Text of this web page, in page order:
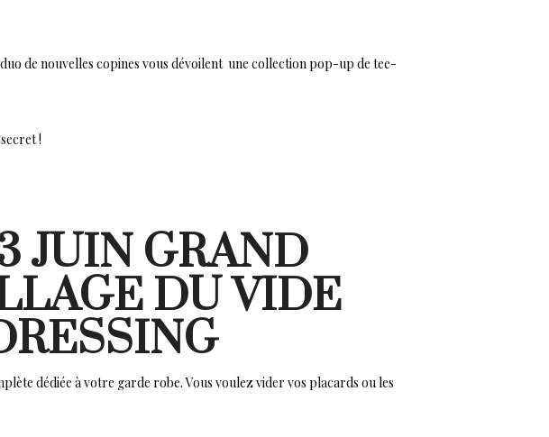
de nouvelles copines vous dévoilent une collection pop-up de tee-
!
JUIN GRAND
DU VIDE
dédiée à votre garde robe. Vous voulez vider vos placards ou les